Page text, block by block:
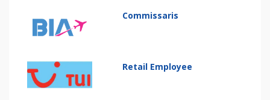
Commissaris
Retail Employee